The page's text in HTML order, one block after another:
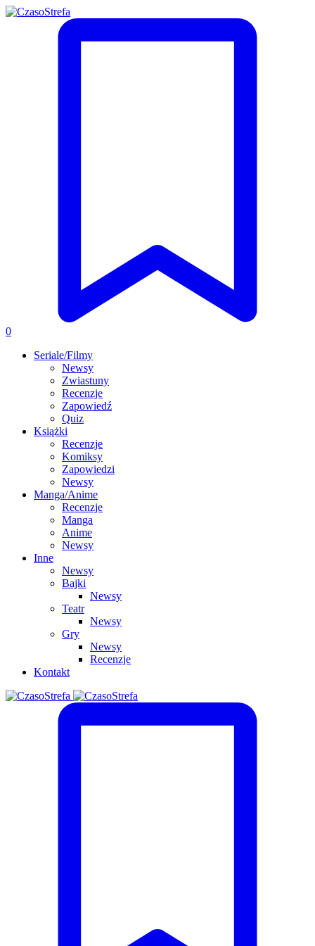
0
Seriale/Filmy
Newsy
Zwiastuny
Recenzje
Zapowiedź
Quiz
Książki
Recenzje
Komiksy
Zapowiedzi
Newsy
Manga/Anime
Recenzje
Manga
Anime
Newsy
Inne
Newsy
Bajki
Newsy
Teatr
Newsy
Gry
Newsy
Recenzje
Kontakt